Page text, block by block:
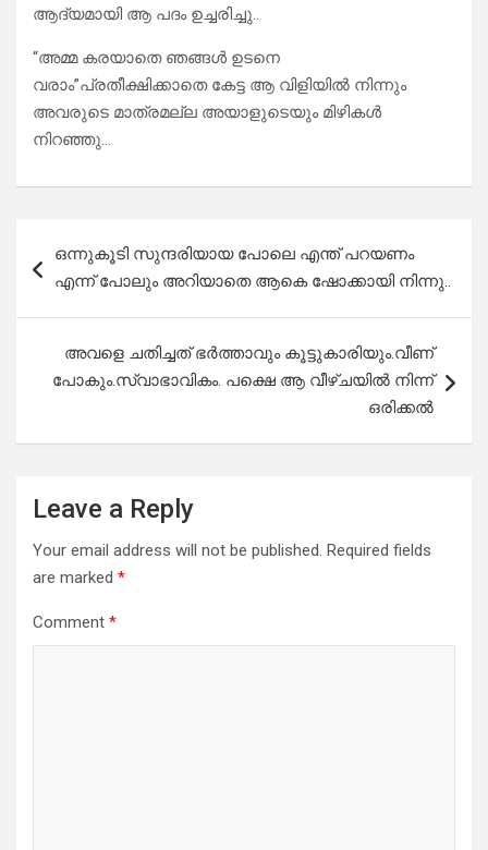
ആദ്യമായി ആ പദം ഉച്ചരിച്ചു..
“അമ്മ കരയാതെ ഞങ്ങൾ ഉടനെ
വരാം”പ്രതീക്ഷിക്കാതെ കേട്ട ആ വിളിയിൽ നിന്നും
അവരുടെ മാത്രമല്ല അയാളുടെയും മിഴികൾ
നിറഞ്ഞു…
navigation
ഒന്നുകൂടി സുന്ദരിയായ പോലെ എന്ത് പറയണം
എന്ന് പോലും അറിയാതെ ആകെ ഷോക്കായി നിന്നു..
അവളെ ചതിച്ചത് ഭർത്താവും കൂട്ടുകാരിയും.വീണ്
പോകും.സ്വാഭാവികം. പക്ഷെ ആ വീഴ്ചയിൽ നിന്ന്
ഒരിക്കൽ
Leave a Reply
Your email address will not be published. Required fields
are marked *
Comment *